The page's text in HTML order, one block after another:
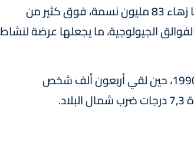
وتقع إيران التي تمتد على أكثر من 1,6 مليون كلم مرب ع ويطقنها زهاء 83 مليون نسمة، فوق كثير من
الجيولوجية، ما يجعلها عرضة لنشاط
ويعود الزلزال الأكثر فتكا خلال العقود الثلاثة الماضية الى العام 1990، حين لقي أربعون ألف شخص